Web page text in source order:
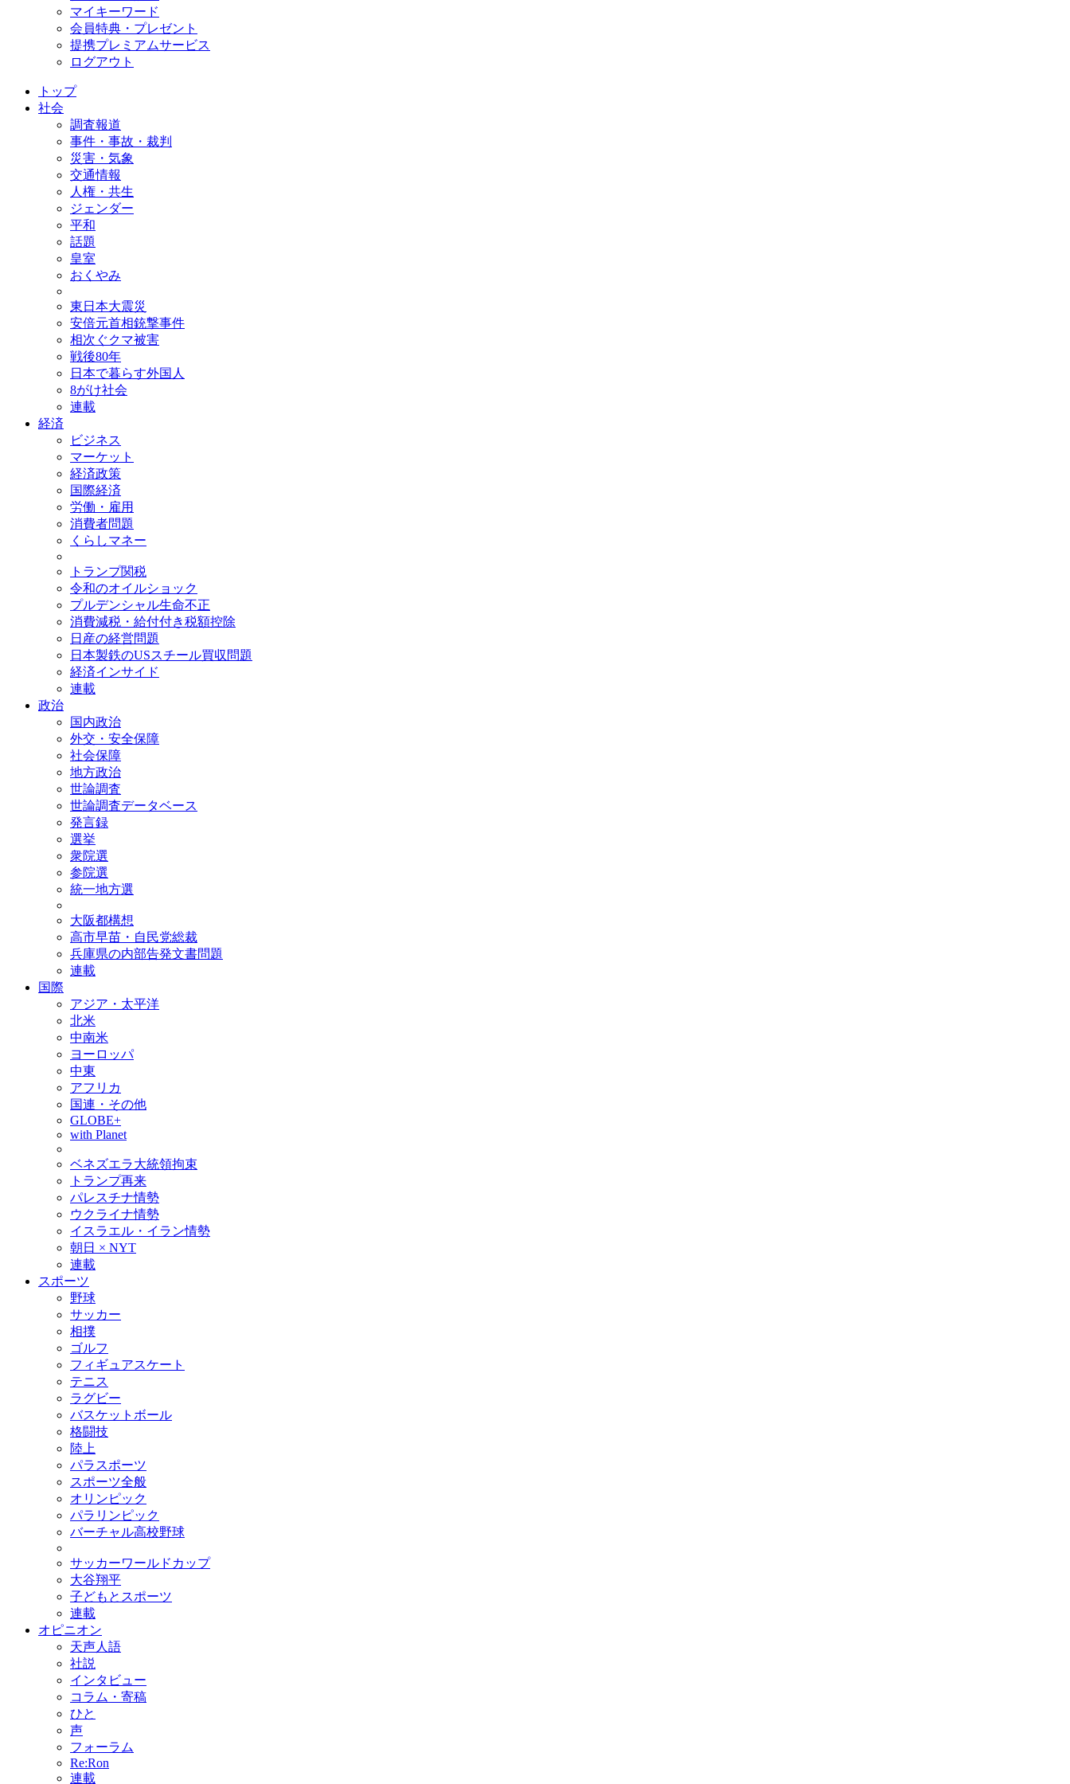
マイキーワード
会員特典・プレゼント
提携プレミアムサービス
ログアウト
トップ
社会
調査報道
事件・事故・裁判
災害・気象
交通情報
人権・共生
ジェンダー
平和
話題
皇室
おくやみ
東日本大震災
安倍元首相銃撃事件
相次ぐクマ被害
戦後80年
日本で暮らす外国人
8がけ社会
連載
経済
ビジネス
マーケット
経済政策
国際経済
労働・雇用
消費者問題
くらしマネー
トランプ関税
令和のオイルショック
プルデンシャル生命不正
消費減税・給付付き税額控除
日産の経営問題
日本製鉄のUSスチール買収問題
経済インサイド
連載
政治
国内政治
外交・安全保障
社会保障
地方政治
世論調査
世論調査データベース
発言録
選挙
衆院選
参院選
統一地方選
大阪都構想
高市早苗・自民党総裁
兵庫県の内部告発文書問題
連載
国際
アジア・太平洋
北米
中南米
ヨーロッパ
中東
アフリカ
国連・その他
GLOBE+
with Planet
ベネズエラ大統領拘束
トランプ再来
パレスチナ情勢
ウクライナ情勢
イスラエル・イラン情勢
朝日 × NYT
連載
スポーツ
野球
サッカー
相撲
ゴルフ
フィギュアスケート
テニス
ラグビー
バスケットボール
格闘技
陸上
パラスポーツ
スポーツ全般
オリンピック
パラリンピック
バーチャル高校野球
サッカーワールドカップ
大谷翔平
子どもとスポーツ
連載
オピニオン
天声人語
社説
インタビュー
コラム・寄稿
ひと
声
フォーラム
Re:Ron
連載